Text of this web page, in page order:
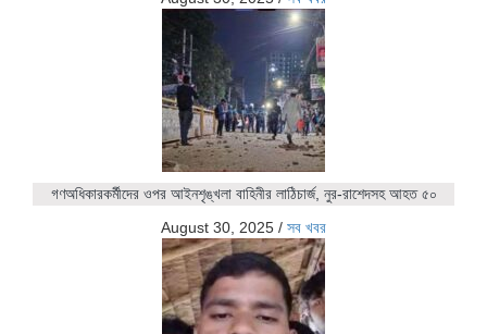
গণঅধিকারকর্মীদের ওপর আইনশৃঙ্খলা বাহিনীর লাঠিচার্জ, নুর-রাশেদসহ আহত ৫০
August 30, 2025 / সব খবর